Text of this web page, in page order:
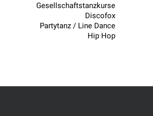
Gesellschaftstanzkurse
Discofox
Partytanz / Line Dance
Hip Hop